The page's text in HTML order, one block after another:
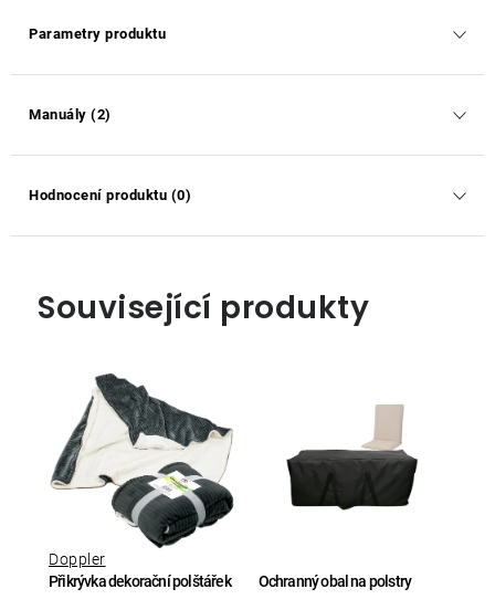
Parametry produktu
Manuály (2)
Hodnocení produktu (0)
Související produkty
Přikrývka dekorační polštářek
Doppler
Ochranný obal na polstry